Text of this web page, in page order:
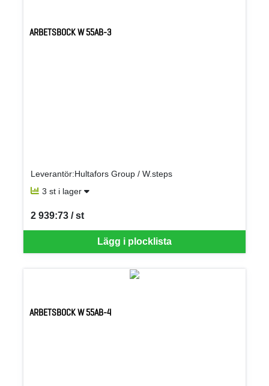
ARBETSBOCK W 55AB-3
Leverantör:Hultafors Group / W.steps
3 st i lager
Lägg i plocklista
2 939:73 / st
SEK per ST
ARBETSBOCK W 55AB-4